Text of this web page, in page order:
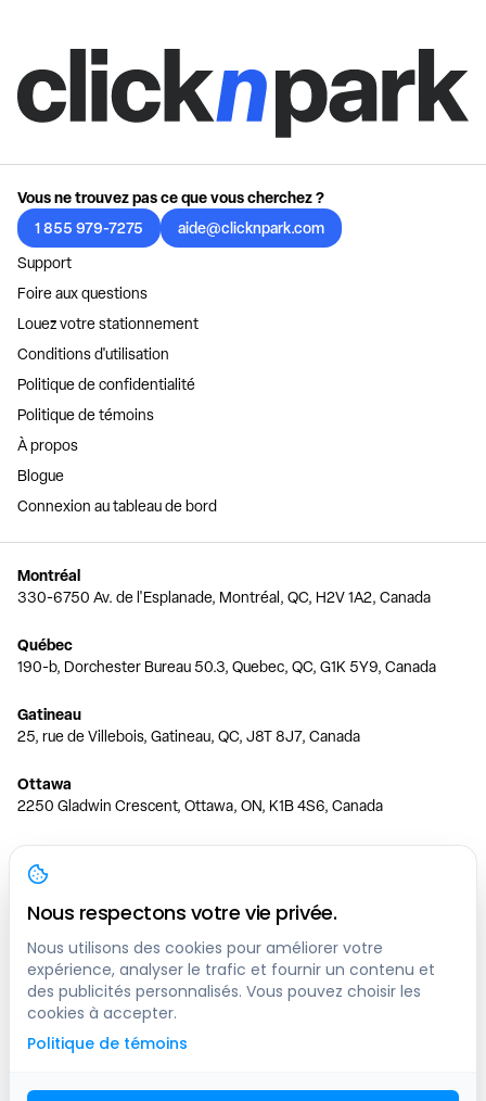
Vous ne trouvez pas ce que vous cherchez ?
1 855 979-7275
aide@clicknpark.com
Support
Foire aux questions
Louez votre stationnement
Conditions d'utilisation
Politique de confidentialité
Politique de témoins
À propos
Blogue
Connexion au tableau de bord
Montréal
330-6750 Av. de l'Esplanade, Montréal, QC, H2V 1A2, Canada
Québec
190-b, Dorchester Bureau 50.3, Quebec, QC, G1K 5Y9, Canada
Gatineau
25, rue de Villebois, Gatineau, QC, J8T 8J7, Canada
Ottawa
2250 Gladwin Crescent, Ottawa, ON, K1B 4S6, Canada
Toronto
150 Ferrand Dr, 6th Floor, Toronto, ON, M3C 3E5, Canada
Vancouver
1200 W 73rd Ave #1415, Vancouver, BC, V6P 6G5, Canada
Calgary
444 5 Ave SW #400 Calgary, AB, T2P 2T8, Canada
Nous respectons votre vie privée.
Nous utilisons des cookies pour améliorer votre
expérience, analyser le trafic et fournir un contenu et
des publicités personnalisés. Vous pouvez choisir les
cookies à accepter.
Politique de témoins